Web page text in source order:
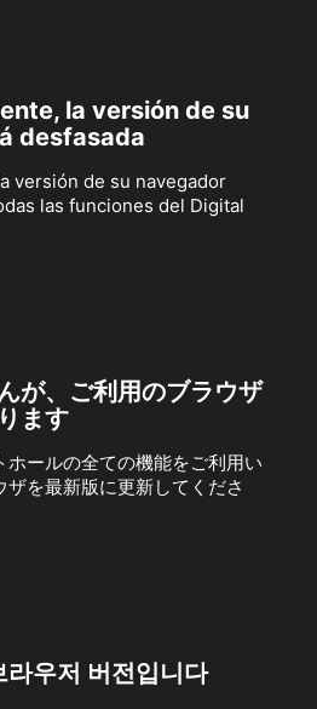
la versión de su
desfasada
versión de su navegador
las funciones del Digital
が、ご利用のブラウザ
ます
ホールの全ての機能をご利用い
を最新版に更新してくださ
라우저 버전입니다